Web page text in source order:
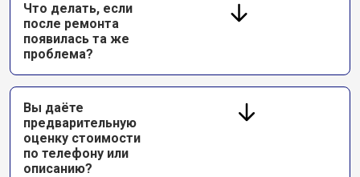
Что делать, если
после ремонта
появилась та же
проблема?
Вы даёте
предварительную
оценку стоимости
по телефону или
описанию?